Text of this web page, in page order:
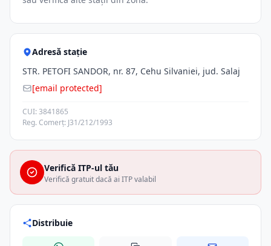
Adresă stație
STR. PETOFI SANDOR, nr. 87, Cehu Silvaniei, jud. Salaj
[email protected]
CUI: 3841865
Reg. Comerț: J31/212/1993
Verifică ITP-ul tău
Verifică gratuit dacă ai ITP valabil
Distribuie